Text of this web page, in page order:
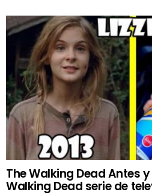
The Walking Dead Antes
Walking Dead serie de